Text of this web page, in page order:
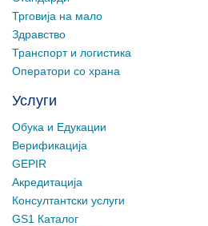
Трговија на мало
Здравство
Транспорт и логистика
Оператори со храна
Услуги
Обука и Едукации
Верификација
GEPIR
Акредитација
Консултантски услуги
GS1 Каталог